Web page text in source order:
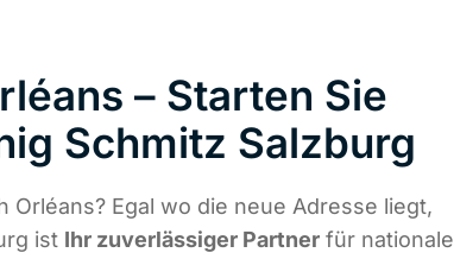
– Starten Sie
Schmitz Salzburg
Orléans? Egal wo die neue Adresse liegt,
ist Ihr zuverlässiger Partner für nationale